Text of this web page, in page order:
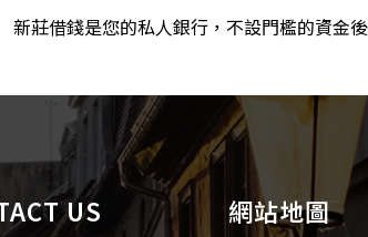
新莊借錢是您的私人銀行，不設門檻的資金
US 網站地圖